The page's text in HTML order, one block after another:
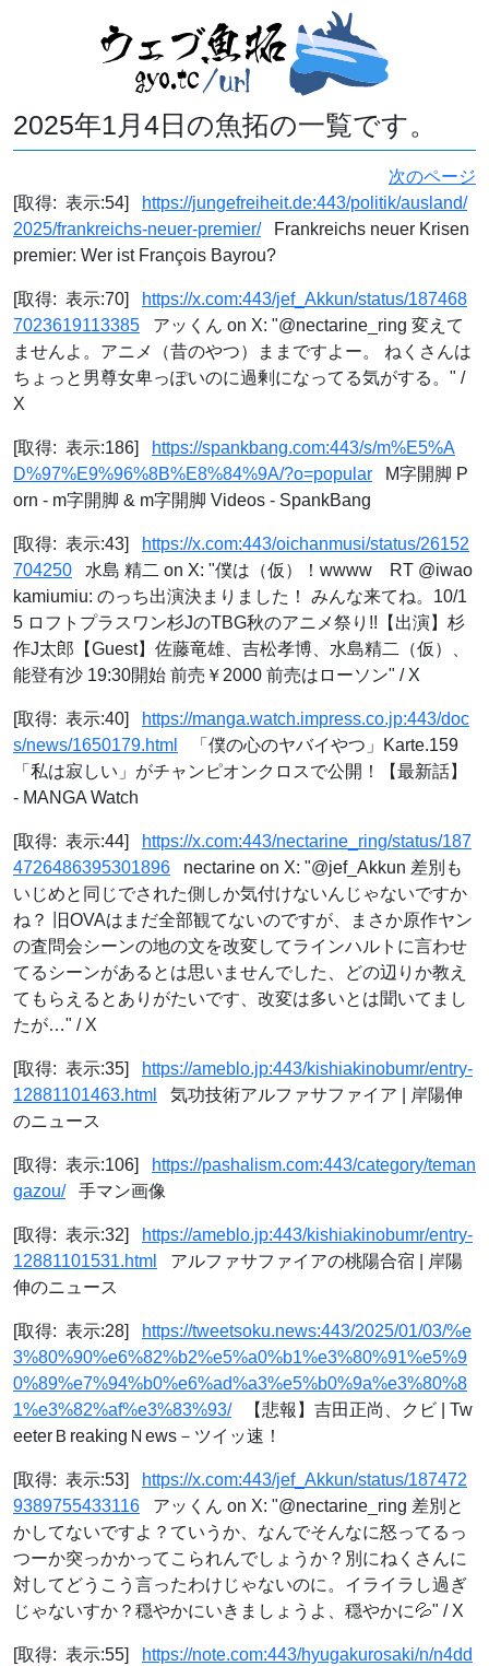
2025年1月4日の魚拓の一覧です。
次のページ
[取得: 表示:54]
https://jungefreiheit.de:443/politik/ausland/
2025/frankreichs-neuer-premier/Frankreichs neuer Krisen
premier: Wer ist François Bayrou?
[取得: 表示:70]
https://x.com:443/jef_Akkun/status/187468
7023619113385 アッくん on X: "@nectarine_ring 変えて
ませんよ。アニメ（昔のやつ）ままですよー。 ねくさんは
ちょっと男尊女卑っぽいのに過剰になってる気がする。" /
X
[取得: 表示:186]
https://spankbang.com:443/s/m%E5%A
D%97%E9%96%8B%E8%84%9A/?o=popular M字開脚 P
orn - m字開脚 & m字開脚 Videos - SpankBang
[取得: 表示:43]
https://x.com:443/oichanmusi/status/26152
704250 水島 精二 on X: "僕は（仮）！wwww RT @iwao
kamiumiu: のっち出演決まりました！ みんな来てね。10/1
5 ロフトプラスワン杉JのTBG秋のアニメ祭り!!【出演】杉
作J太郎【Guest】佐藤竜雄、吉松孝博、水島精二（仮）、
能登有沙 19:30開始 前売￥2000 前売はローソン" / X
[取得: 表示:40]
https://manga.watch.impress.co.jp:443/doc
s/news/1650179.html
「僕の心のヤバイやつ」Karte.159
「私は寂しい」がチャンピオンクロスで公開！【最新話】
- MANGA Watch
[取得: 表示:44]
https://x.com:443/nectarine_ring/status/187
4726486395301896 nectarine on X: "@jef_Akkun 差別も
いじめと同じでされた側しか気付けないんじゃないですか
ね？ 旧OVAはまだ全部観てないのですが、まさか原作ヤン
の査問会シーンの地の文を改変してラインハルトに言わせ
てるシーンがあるとは思いませんでした、どの辺りか教え
てもらえるとありがたいです、改変は多いとは聞いてまし
たが…" / X
[取得: 表示:35]
https://ameblo.jp:443/kishiakinobumr/entry-
12881101463.html
気功技術アルファサファイア | 岸陽伸
のニュース
[取得: 表示:106]
https://pashalism.com:443/category/teman
gazou/手マン画像
[取得: 表示:32]
https://ameblo.jp:443/kishiakinobumr/entry-
12881101531.html
アルファサファイアの桃陽合宿 | 岸陽
伸のニュース
[取得: 表示:28]
https://tweetsoku.news:443/2025/01/03/%e
3%80%90%e6%82%b2%e5%a0%b1%e3%80%91%e5%9
0%89%e7%94%b0%e6%ad%a3%e5%b0%9a%e3%80%8
1%e3%82%af%e3%83%93/【悲報】吉田正尚、クビ | Tw
eeterＢreakingＮews－ツイッ速！
[取得: 表示:53]
https://x.com:443/jef_Akkun/status/187472
9389755433116 アッくん on X: "@nectarine_ring 差別と
かしてないですよ？ていうか、なんでそんなに怒ってるっ
つーか突っかかってこられんでしょうか？別にねくさんに
対してどうこう言ったわけじゃないのに。イライラし過ぎ
じゃないすか？穏やかにいきましょうよ、穏やかに💦" / X
[取得: 表示:55]
https://note.com:443/hyugakurosaki/n/n4dd